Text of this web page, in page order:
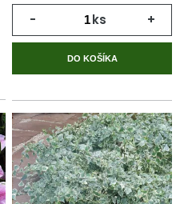
- ks +
DO KOŠÍKA